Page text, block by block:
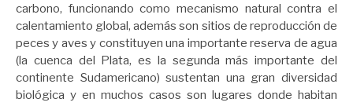
carbono, funcionando como mecanismo natural contra el
calentamiento global, además son sitios de reproducción de
peces y aves y constituyen una importante reserva de agua
(la cuenca del Plata, es la segunda más importante del
continente Sudamericano) sustentan una gran diversidad
biológica y en muchos casos son lugares donde habitan